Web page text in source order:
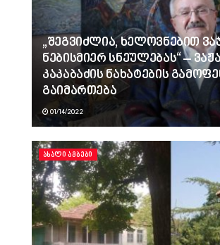
„შეგვიძლია, ხელოვნებით
ნებისმიერ სნეულებას“ –
კაკაბაძის ნახატების
გაიმართება
01/14/2022
ᲐᲮᲐᲚᲘ ᲐᲛᲑᲔᲑᲘ